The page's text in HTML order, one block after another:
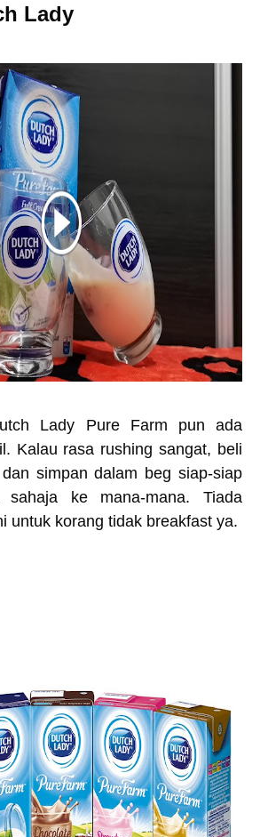
Lady
Lady Pure Farm pun ada
Kalau rasa rushing sangat, beli
simpan dalam beg siap-siap
sahaja ke mana-mana. Tiada
untuk korang tidak breakfast ya.